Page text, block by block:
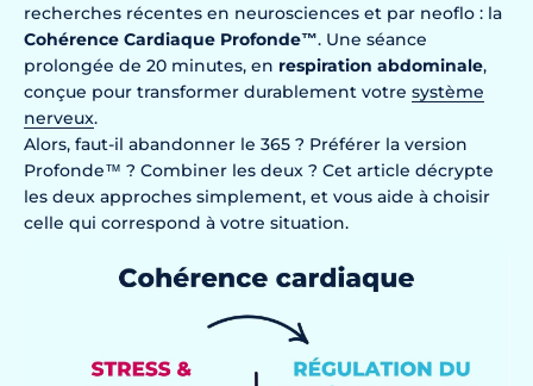
recherches récentes en neurosciences et par neoflo : la
Cohérence Cardiaque Profonde™. Une séance
prolongée de 20 minutes, en respiration abdominale,
conçue pour transformer durablement votre système
nerveux.
Alors, faut-il abandonner le 365 ? Préférer la version
Profonde™ ? Combiner les deux ? Cet article décrypte
les deux approches simplement, et vous aide à choisir
celle qui correspond à votre situation.